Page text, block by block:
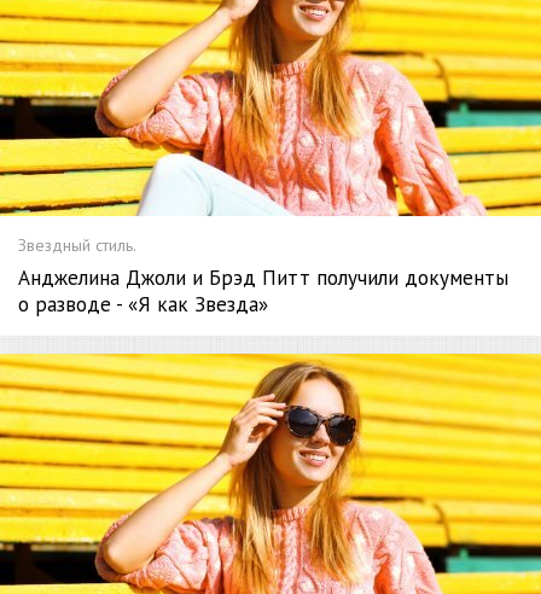
Звездный стиль.
Анджелина Джоли и Брэд Питт получили документы
о разводе - «Я как Звезда»